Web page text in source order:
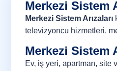
Merkezi Sistem
Merkezi Sistem Arızaları
televizyoncu hizmetleri,
Merkezi Sistem
Ev, iş yeri, apartman, site